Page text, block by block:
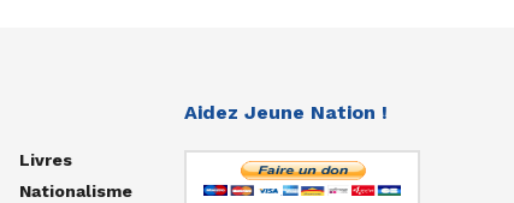
Livres
Nationalisme
Aidez Jeune Nation !